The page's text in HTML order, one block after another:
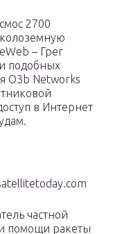
2700
– Грег
подобных
O3b Networks
в Интернет
частной
помощи ракеты